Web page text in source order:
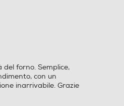
del forno. Semplice,
con un
inarrivabile. Grazie